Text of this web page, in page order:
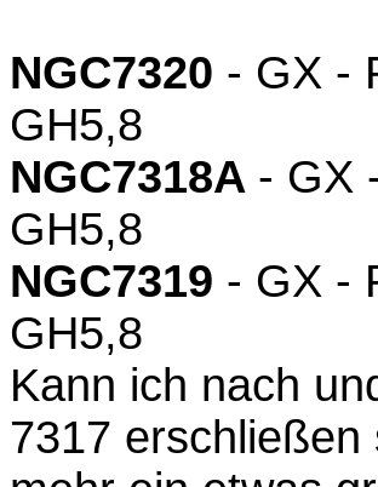
NGC7320 - GX -
GH5,8
NGC7318A - GX
GH5,8
NGC7319 - GX -
GH5,8
Kann ich nach
7317